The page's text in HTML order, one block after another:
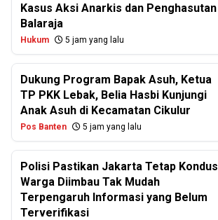
Kasus Aksi Anarkis dan
Balaraja
Hukum 5 jam yang lalu
Dukung Program Bapak Asuh, Ketua
TP PKK Lebak, Belia Hasbi Kunjungi
Anak Asuh di Kecamatan Cikulur
Pos Banten 5 jam yang lalu
Polisi Pastikan Jakarta Tetap
Warga Diimbau Tak Mudah
Terpengaruh Informasi yang Belum
Terverifikasi